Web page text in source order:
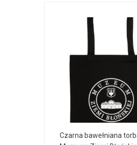
Czarna bawełniana